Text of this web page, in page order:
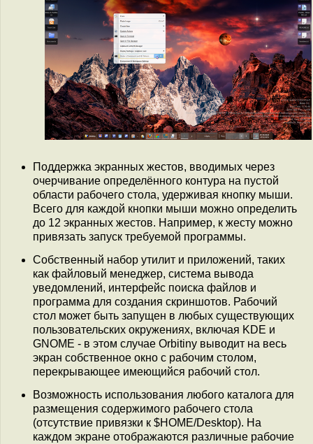
Поддержка экранных жестов, вводимых через
очерчивание определённого контура на пустой
области рабочего стола, удерживая кнопку мыши.
Всего для каждой кнопки мыши можно определить
до 12 экранных жестов. Например, к жесту можно
привязать запуск требуемой программы.
Cобственный набор утилит и приложений, таких
как файловый менеджер, система вывода
уведомлений, интерфейс поиска файлов и
программа для создания скриншотов. Рабочий
стол может быть запущен в любых существующих
пользовательских окружениях, включая KDE и
GNOME - в этом случае Orbitiny выводит на весь
экран собственное окно с рабочим столом,
перекрывающее имеющийся рабочий стол.
Возможность использования любого каталога для
размещения содержимого рабочего стола
(отсутствие привязки к $HOME/Desktop). На
каждом экране отображаются различные рабочие